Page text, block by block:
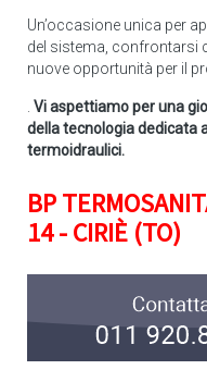
Un’occasione unica per
del sistema, confrontarsi
nuove opportunità per il
Vi aspettiamo per una
della tecnologia dedicata
termoidraulici.
BP
14 - CIRIÈ (TO)